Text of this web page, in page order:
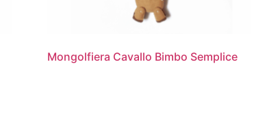
Mongolfiera Cavallo Bimbo Semplice